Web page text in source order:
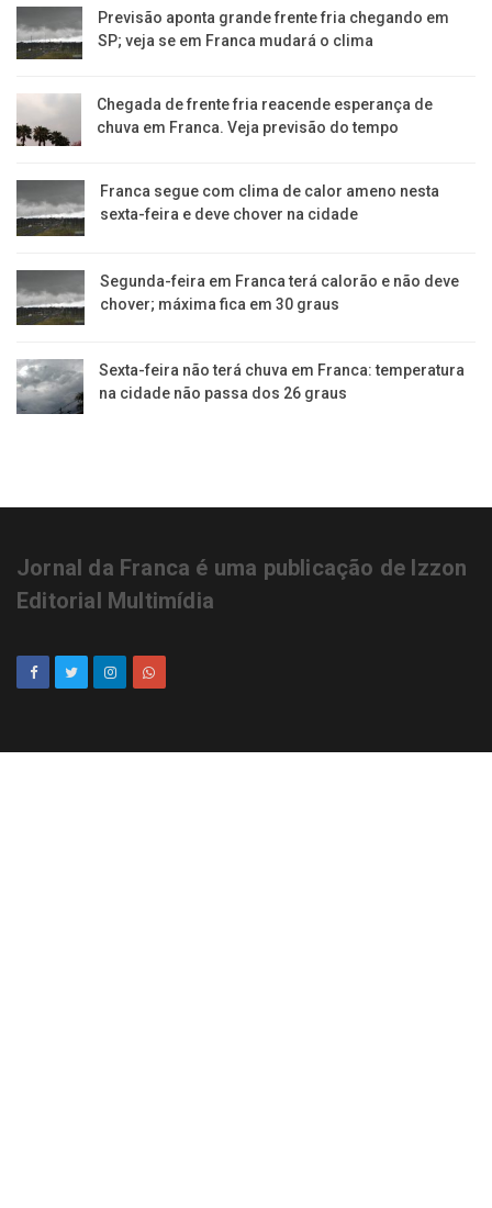
Previsão aponta grande frente fria chegando em
SP; veja se em Franca mudará o clima
Chegada de frente fria reacende esperança de
chuva em Franca. Veja previsão do tempo
Franca segue com clima de calor ameno nesta
sexta-feira e deve chover na cidade
Segunda-feira em Franca terá calorão e não deve
chover; máxima fica em 30 graus
Sexta-feira não terá chuva em Franca: temperatura
na cidade não passa dos 26 graus
Jornal da Franca é uma publicação de Izzon
Editorial Multimídia